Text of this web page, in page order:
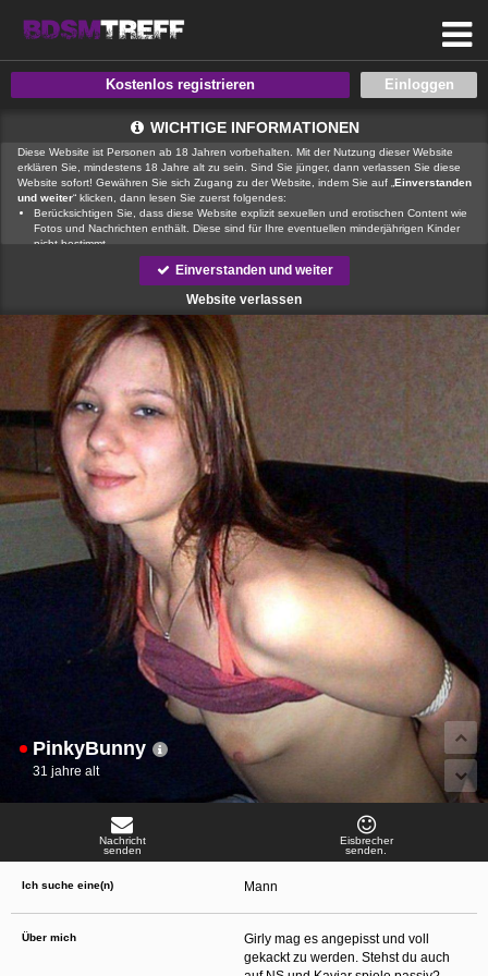
Kostenlos registrieren
WICHTIGE INFORMATIONEN
Diese Website ist Personen ab 18 Jahren vorbehalten. Mit der Nutzung dieser Website
erklären Sie, mindestens 18 Jahre alt zu sein. Sind Sie jünger, dann verlassen Sie diese
Website sofort! Gewähren Sie sich Zugang zu der Website, indem Sie auf „ Einverstanden
und weiter“ klicken, dann lesen Sie zuerst folgendes:
Berücksichtigen Sie, dass diese Website explizit sexuellen und erotischen Content wie
Fotos und Nachrichten enthält. Diese sind für Ihre eventuellen minderjährigen Kinder
nicht bestimmt.
, der Betreiber dieser Website, verfügt über keine Mittel, um die Inhalte
von Profilen der Nutzer dieser Website zu kontrollieren.
in der Lage, Nutzer dieser Website auf eine strafrechtliche Vergangenheit zu prüfen.
Sie müssen daher selbst die nötige Sorgfalt walten lassen bei der Beurteilung, ob ein
Profil irreführend ist oder falsche Informationen enthält oder ob ein Nutzer dieser
Website Sie täuschen oder betrügen will.
Wir setzen auf unserer Website Cookies ein. Cookies sind kleine Dateien, die
zusammen mit den eigentlich angeforderten Daten aus dem Internet an Ihren Browser
übermittelt werden und die es ermöglichen, auf Ihrem Zugriffsgerät spezifische, auf das
Gerät bezogene Informationen zu speichern.
Seien Sie vorsichtig, wenn Sie über diese Website mit Fremden kommunizieren. Sie
wissen schließlich nie, ob diese gute oder schlechte Absichten hegen. Verwenden Sie
auf der Website daher nie Ihren Nachnamen, E-Mail-Adresse, Wohn- oder
Arbeitsanschrift, Telefonnummer oder andere auf Sie zurückführbare Angaben.
Setzt jemand Sie über diese Website unter Druck, um z. B. persönliche
oder finanzielle Angaben zu machen? Beenden Sie dann unverzüglich
die Kommunikation mit dieser Person. Bedenken Sie, dass Menschen in
der Lage sind, sich solche Angaben auf listige Weise von Ihnen zu
erschleichen. Kommunizieren Sie daher über diese Website immer
aufmerksam und vorsichtig.
behält sich das Recht vor, selbst Profile auf dieser Website zu
erstellen und darüber Nachrichten an Sie als Nutzer zu senden. Mit Ihrer Nutzung
dieser Website verstehen und akzeptieren Sie, dass einige der Profile auf dieser
Website fingiert sind. Diese fingierten Profile dienen lediglich dem Austausch von
Nachrichten; physische Vereinbarungen mit Personen hinter fingierten Profilen sind
folglich nicht möglich.
Verhindern Sie, dass Ihre minderjährigen Kinder mit erotischen oder für Minderjährige
anderweitig ungeeigneten Netzinhalten in Berührung kommen. Dafür einige Tips:
Installieren Sie ein Jugendschutzprogramm auf Ihrem Gerät. Beispielsweise
Safety Surf. Diese Programme blockieren den Zugang zu
bestimmten Websites und Netzinhalten. Oft blockieren diese Programme
standardmäßig eine große Anzahl von Websites, von denen angenommen wird,
dass sie sich für Minderjährige nicht eignen. Über Updates können neue Websites
hinzugefügt werden.
Wenden Sie sich an Ihren Internetprovider. Es gibt Internetprovider, die einen Filter
Kontrollieren Sie Ihren Internetbrowser. Machen Sie sich mit der Funktion Ihres
Internetbrowsers vertraut, so dass Sie nachsehen können, welche Websites von
Kinder auf den Besuch unerwünschter Websites an und vermitteln Sie ihnen, dass
Sprechen Sie mit Ihren Kindern. Vermitteln Sie Ihren minderjährigen Kindern, dass
sie Fremden, z. B. auf einer Chat-Website, nie persönliche Angaben machen sollen.
Bringen Sie ihnen auch bei, dass viele Menschen im Internet ihre wahre Identität
Einverstanden und weiter
Website verlassen
PinkyBunny
31 jahre alt
Nachricht
senden
Eisbrecher
senden.
Ich suche eine(n) Mann
Über mich
Girly mag es angepisst und voll
gekackt zu werden. Stehst du auch